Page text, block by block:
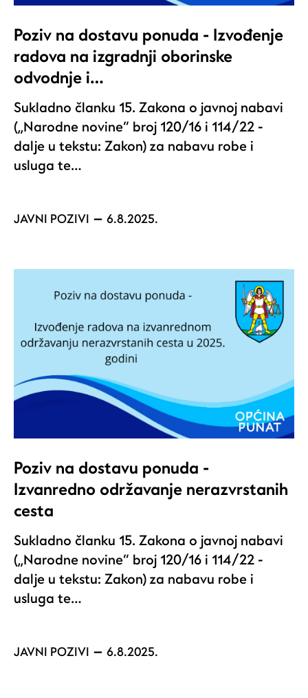
Poziv na dostavu ponuda - Izvođenje
radova na izgradnji oborinske
odvodnje i…
Sukladno članku 15. Zakona o javnoj nabavi
(„Narodne novine“ broj 120/16 i 114/22 -
dalje u tekstu: Zakon) za nabavu robe i
usluga te…
JAVNI POZIVI 6.8.2025.
Poziv na dostavu ponuda -
Izvanredno održavanje nerazvrstanih
cesta
Sukladno članku 15. Zakona o javnoj nabavi
(„Narodne novine“ broj 120/16 i 114/22 -
dalje u tekstu: Zakon) za nabavu robe i
usluga te…
JAVNI POZIVI 6.8.2025.